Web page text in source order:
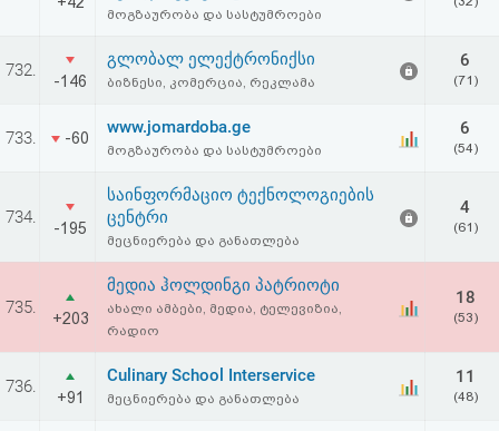
მოგზაურობა და სასტუმროები
732.
-146
გლობალ ელექტრონიქსი
ბიზნესი, კომერცია, რეკლამა
6
(71)
733. -60
www.jomardoba.ge
მოგზაურობა და სასტუმროები
6
(54)
734.
-195
საინფორმაციო ტექნოლოგიების
ცენტრი
მეცნიერება და განათლება
4
(61)
735.
+203
მედია ჰოლდინგი პატრიოტი
ახალი ამბები, მედია, ტელევიზია,
რადიო
18
(53)
736.
+91
Culinary School Interservice
მეცნიერება და განათლება
11
(48)